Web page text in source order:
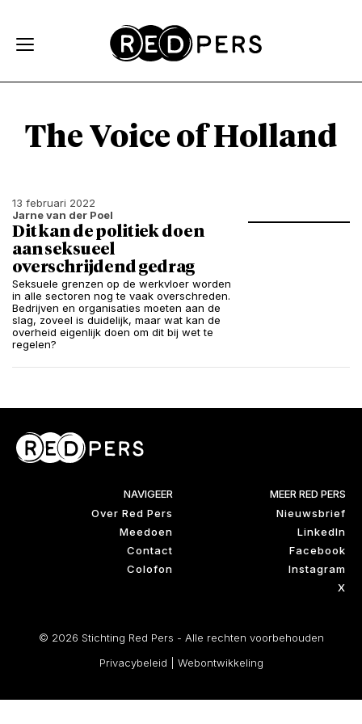
The Voice of Holland
13 februari 2022
Jarne van der Poel
Dit kan de politiek doen
aan seksueel
overschrijdend gedrag
Seksuele grenzen op de werkvloer worden
in alle sectoren nog te vaak overschreden.
Bedrijven en organisaties moeten aan de
slag, zoveel is duidelijk, maar wat kan de
overheid eigenlijk doen om dit bij wet te
regelen?
NAVIGEER
Over Red Pers
Meedoen
Contact
Colofon
MEER RED PERS
Nieuwsbrief
LinkedIn
Facebook
Instagram
X
© 2026 Stichting Red Pers - Alle rechten voorbehouden
Privacybeleid
Webontwikkeling